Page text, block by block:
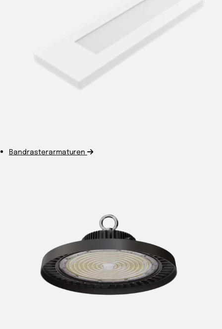
Bandrasterarmaturen